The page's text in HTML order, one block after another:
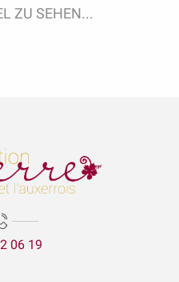
ZU SEHEN...
06 19